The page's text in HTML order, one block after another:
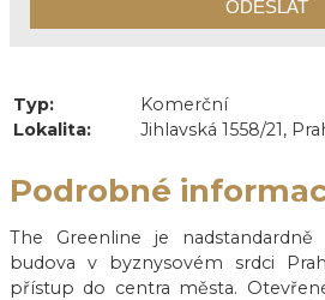
Typ:
Komerční
Lokalita:
Jihlavská 1558/21,
Podrobné
The Greenline je nadstandardně
budova v byznysovém srdci
přístup do centra města.